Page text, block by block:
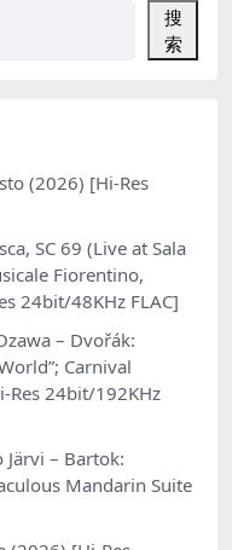
搜
索
(2026) [Hi-Res
SC 69 (Live at Sala
Fiorentino,
24bit/48KHz FLAC]
– Dvořák:
Carnival
Res 24bit/192KHz
Järvi – Bartok:
Mandarin Suite